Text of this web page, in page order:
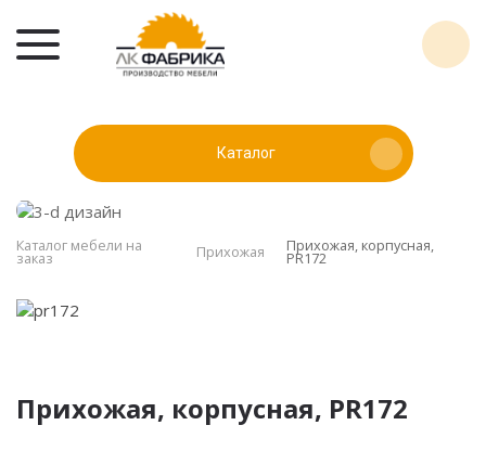
Каталог
Каталог мебели на
заказ Прихожая Прихожая, корпусная,
PR172
Прихожая, корпусная, PR172